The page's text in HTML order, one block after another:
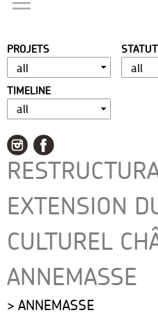
présentation
distinctions
publications
portfolio
contact
PROJETS STATUT
TIMELINE
EXTENSION
CULTUREL
ANNEMASSE
ANNEMASSE